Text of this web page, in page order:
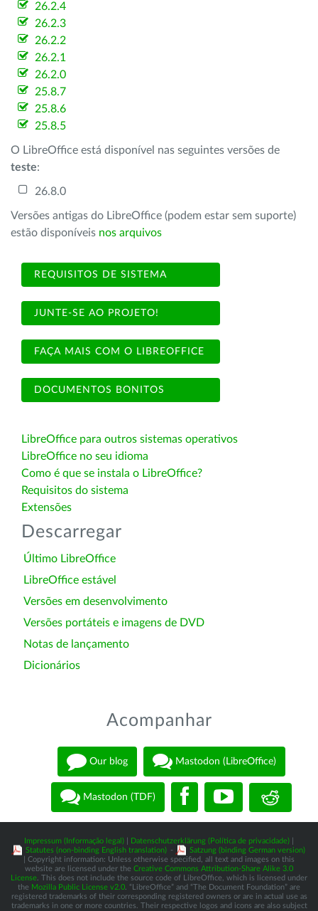
26.2.4
26.2.3
26.2.2
26.2.1
26.2.0
25.8.7
25.8.6
25.8.5
O LibreOffice está disponível nas seguintes versões de
teste:
26.8.0
Versões antigas do LibreOffice (podem estar sem suporte)
estão disponíveis nos arquivos
REQUISITOS DE SISTEMA
JUNTE-SE AO PROJETO!
FAÇA MAIS COM O LIBREOFFICE
DOCUMENTOS BONITOS
LibreOffice para outros sistemas operativos
LibreOffice no seu idioma
Como é que se instala o LibreOffice?
Requisitos do sistema
Extensões
Descarregar
Último LibreOffice
LibreOffice estável
Versões em desenvolvimento
Versões portáteis e imagens de DVD
Notas de lançamento
Dicionários
Acompanhar
Our blog Mastodon (LibreOffice)
Mastodon (TDF)
Impressum (Informação legal) Datenschutzerklärung (Política de privacidade)
Statutes (non-binding English translation) -
Satzung (binding German version)
| Copyright information: Unless otherwise specified, all text and images on this
website are licensed under the Creative Commons Attribution-Share Alike 3.0
License . This does not include the source code of LibreOffice, which is licensed under
the Mozilla Public License v2.0 . “LibreOffice” and “The Document Foundation” are
registered trademarks of their corresponding registered owners or are in actual use as
trademarks in one or more countries. Their respective logos and icons are also subject